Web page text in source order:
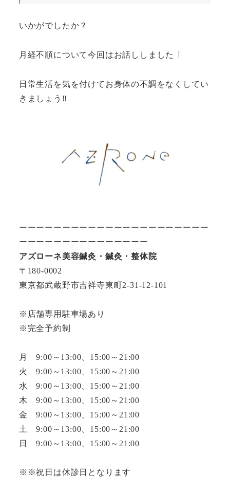
いかがでしたか？
月経不順について今回はお話ししました
日常生活を気を付けてお身体の不調をなくしてい
きましょう‼︎
ーーーーーーーーーーーーーーーーーーーーーー
ーーーーーーーーーーーーーーー
アズローネ美容鍼灸・鍼灸・整体院
〒180-0002
東京都武蔵野市吉祥寺東町2-31-12-101
※店舗専用駐車場あり
※完全予約制
月 9:00～13:00、15:00～21:00
火 9:00～13:00、15:00～21:00
水 9:00～13:00、15:00～21:00
木 9:00～13:00、15:00～21:00
金 9:00～13:00、15:00～21:00
土 9:00～13:00、15:00～21:00
日 9:00～13:00、15:00～21:00
※※祝日は休診日となります